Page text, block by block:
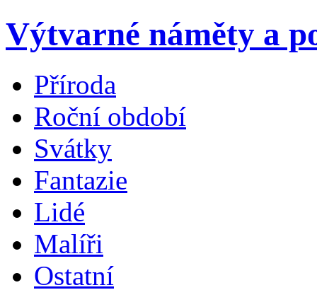
Výtvarné náměty a
Příroda
Roční období
Svátky
Fantazie
Lidé
Malíři
Ostatní